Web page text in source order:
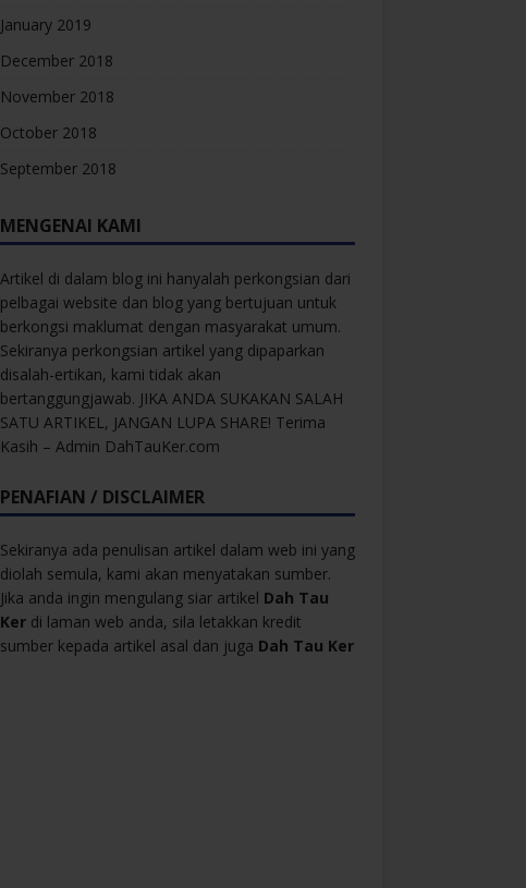
January 2019
December 2018
November 2018
October 2018
September 2018
MENGENAI KAMI
Artikel di dalam blog ini hanyalah perkongsian dari
pelbagai website dan blog yang bertujuan untuk
berkongsi maklumat dengan masyarakat umum.
Sekiranya perkongsian artikel yang dipaparkan
disalah-ertikan, kami tidak akan
bertanggungjawab. JIKA ANDA SUKAKAN SALAH
SATU ARTIKEL, JANGAN LUPA SHARE! Terima
Kasih – Admin DahTauKer.com
PENAFIAN / DISCLAIMER
Sekiranya ada penulisan artikel dalam web ini yang
diolah semula, kami akan menyatakan sumber.
Jika anda ingin mengulang siar artikel Dah Tau
Kerdi laman web anda, sila letakkan kredit
sumber kepada artikel asal dan juga Dah Tau Ker